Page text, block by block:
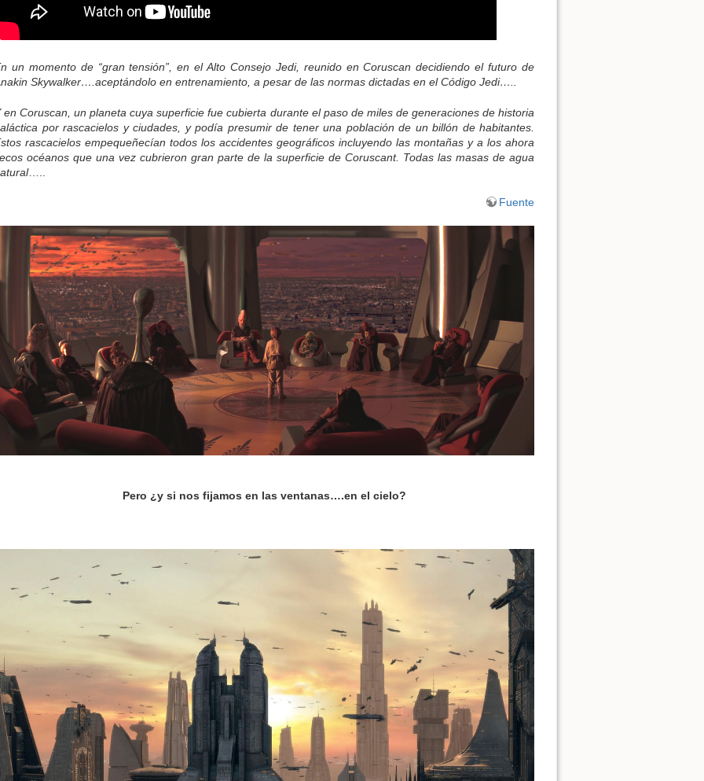
un momento de “gran tensión”, en el Alto Consejo Jedi, reunido en Coruscan decidiendo el futuro de
Skywalker….aceptándolo en entrenamiento, a pesar de las normas dictadas en el Código Jedi…..
en Coruscan, un planeta cuya superficie fue cubierta durante el paso de miles de generaciones de historia
por rascacielos y ciudades, y podía presumir de tener una población de un billón de habitantes.
rascacielos empequeñecían todos los accidentes geográficos incluyendo las montañas y a los ahora
océanos que una vez cubrieron gran parte de la superficie de Coruscant. Todas las masas de agua
…..
Fuente
Pero ¿y si nos fijamos en las ventanas….en el cielo?